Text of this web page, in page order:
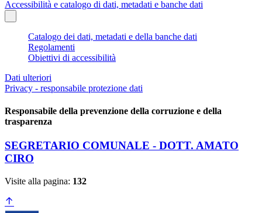
Accessibilità e catalogo di dati, metadati e banche dati
Catalogo dei dati, metadati e della banche dati
Regolamenti
Obiettivi di accessibilità
Dati ulteriori
Privacy - responsabile protezione dati
Responsabile della prevenzione della corruzione e della
trasparenza
SEGRETARIO COMUNALE - DOTT. AMATO
CIRO
Visite alla pagina: 132